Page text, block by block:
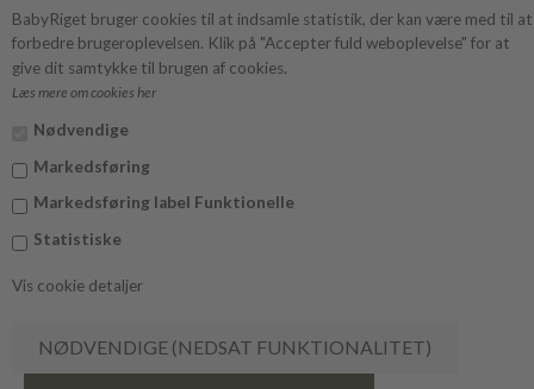
BabyRiget bruger cookies til at indsamle statistik, der kan være med til at
forbedre brugeroplevelsen. Klik på "Accepter fuld weboplevelse" for at
give dit samtykke til brugen af cookies.
Læs mere om cookies her
Nødvendige
Markedsføring
Markedsføring label Funktionelle
Statistiske
Vis cookie detaljer
Mushie
Facebook